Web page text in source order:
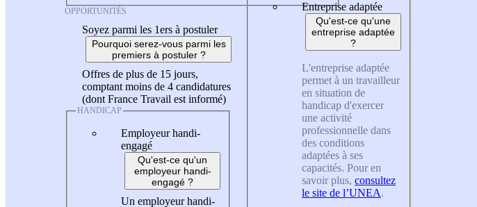
OPPORTUNITÉS
Soyez parmi les 1ers à postuler
Pourquoi serez-vous parmi les
premiers à postuler ?
Offres de plus de 15 jours,
comptant moins de 4 candidatures
(dont France Travail est informé)
HANDICAP
Employeur handi-
engagé
Qu'est-ce qu'un
employeur handi-
engagé ?
Un employeur handi-
Entreprise adaptée
Qu'est-ce qu'une
entreprise adaptée
?
L'entreprise adaptée
permet à un travailleur
en situation de
handicap d'exercer
une activité
professionnelle dans
des conditions
adaptées à ses
capacités. Pour en
savoir plus, consultez
le site de l’UNEA.